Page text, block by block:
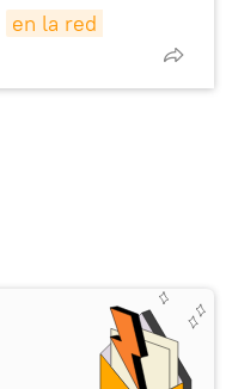
en la red